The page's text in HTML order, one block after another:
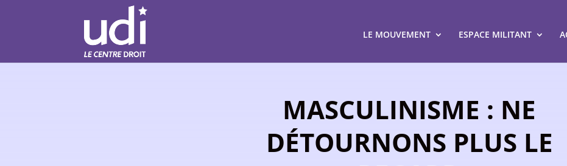
LE MOUVEMENT ESPACE MILITANT
MASCULINISME : NE
DÉTOURNONS PLUS LE